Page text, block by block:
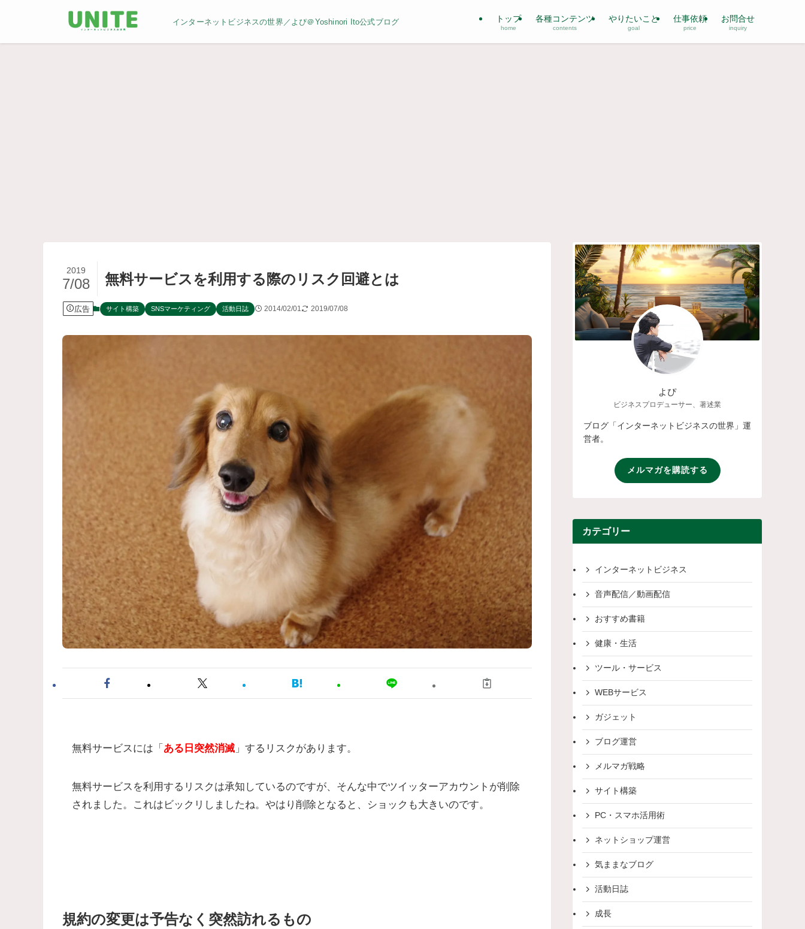
インターネットビジネスの世界／よぴ＠Yoshinori Ito公式ブログ トップ
home
各種コンテンツ
contents
やりたいこと
goal
仕事依頼
price
お問合せ
inquiry
無料サービスを利用する際のリスク回避とは
2019
7/08
広告 サイト構築 SNSマーケティング 活動日誌 2014/02/01 2019/07/08
無料サービスには「 ある日突然消滅 」するリスクがあります。
無料サービスを利用するリスクは承知しているのですが、そんな中でツイッターアカウントが削除
されました。これはビックリしましたね。やはり削除となると、ショックも大きいのです。
規約の変更は予告なく突然訪れるもの
よぴ
ビジネスプロデューサー、著述業
ブログ「インターネットビジネスの世界」運
営者。
メルマガを購読する
カテゴリー
インターネットビジネス
音声配信／動画配信
おすすめ書籍
健康・生活
ツール・サービス
WEBサービス
ガジェット
ブログ運営
メルマガ戦略
サイト構築
PC・スマホ活用術
ネットショップ運営
気ままなブログ
活動日誌
成長